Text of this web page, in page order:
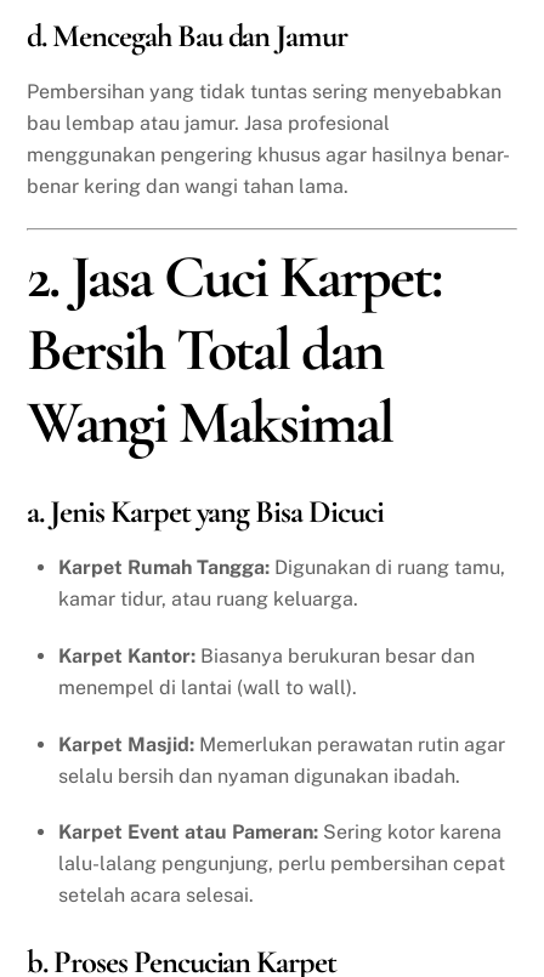
d. Mencegah Bau dan Jamur
Pembersihan yang tidak tuntas sering menyebabkan
bau lembap atau jamur. Jasa profesional
menggunakan pengering khusus agar hasilnya benar-
benar kering dan wangi tahan lama.
2. Jasa Cuci Karpet:
Bersih Total dan
Wangi Maksimal
a. Jenis Karpet yang Bisa Dicuci
Karpet Rumah Tangga: Digunakan di ruang tamu,
kamar tidur, atau ruang keluarga.
Karpet Kantor: Biasanya berukuran besar dan
menempel di lantai (wall to wall).
Karpet Masjid: Memerlukan perawatan rutin agar
selalu bersih dan nyaman digunakan ibadah.
Karpet Event atau Pameran: Sering kotor karena
lalu-lalang pengunjung, perlu pembersihan cepat
setelah acara selesai.
b. Proses Pencucian Karpet